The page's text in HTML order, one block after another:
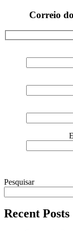
Correio
Pesquisar
Recent Posts